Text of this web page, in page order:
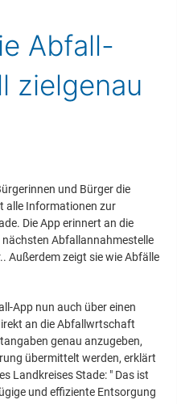
Abfall-
zielgenau
und Bürger die
alle Informationen zur
Die App erinnert an die
Abfallannahmestelle
Außerdem zeigt sie wie Abfälle
App nun auch über einen
an die Abfallwrtschaft
genau anzugeben,
übermittelt werden, erklärt
Landkreises Stade: " Das ist
und effiziente Entsorgung